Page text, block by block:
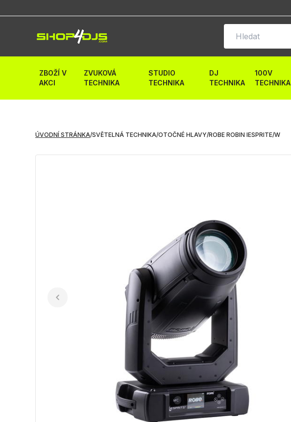
ZBOŽÍ V
AKCI
ZVUKOVÁ
TECHNIKA
STUDIO
TECHNIKA
DJ
TECHNIKA
100V
TECHNIKA
ÚVODNÍ STRÁNKA/SVĚTELNÁ TECHNIKA/OTOČNÉ HLAVY/ROBE ROBIN IESPRITE/W